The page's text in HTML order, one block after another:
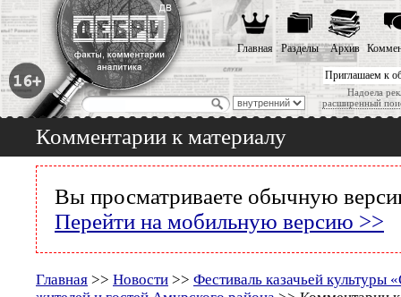
Приглашаем к
Надоела
расширенный
Главная Разделы Архив
Комментарии к материалу
Вы просматриваете обычную
Перейти на мобильную версию >>
Главная >> Новости >> Фестиваль казачьей культуры